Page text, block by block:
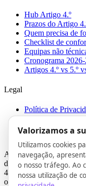
Hub Artigo 4.º
Prazos do Artigo
Quem precisa de
Checklist de
Equipas não
Cronograma
Artigos 4.º vs 5.º
Legal
Política de
Termos
Cookies
A AISO Learn presta
documentação para
4.º do AI Act. Não
organismo de
Valorizamos a
Utilizamos cookies
navegação,
o nosso tráfego. Ao
nossa utilização de